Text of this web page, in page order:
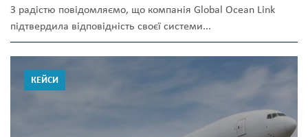
З радістю повідомляємо, що компанія Global Ocean Link
підтвердила відповідність своєї системи...
КЕЙСИ